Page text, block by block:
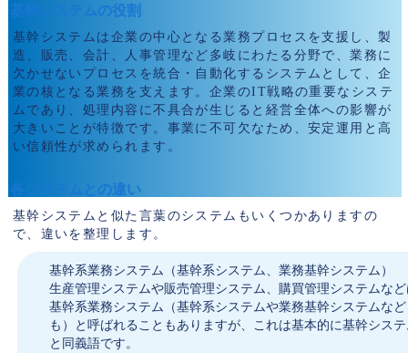
基幹システムの役割
基幹システムは企業の中心となる業務プロセスを支援し、製
造、販売、会計、人事管理など多岐にわたる分野で、業務に
欠かせないプロセスを統合・自動化するシステムとして、企
業の核となる業務を支えます。企業のIT戦略の重要なシステ
ムであり、処理内容に不具合が生じると経営全体への影響が
大きいことが特徴です。事業に不可欠なため、安定運用と高
い信頼性が求められます。
各システムとの違い
基幹システムと似た言葉のシステムもいくつかありますの
で、違いを整理します。
基幹系業務システム（基幹系システム、業務基幹システム）
生産管理システムや販売管理システム、購買管理システムな
基幹系業務システム（基幹系システムや業務基幹システムな
も）と呼ばれることもありますが、これは基本的に基幹シス
と同義語です。